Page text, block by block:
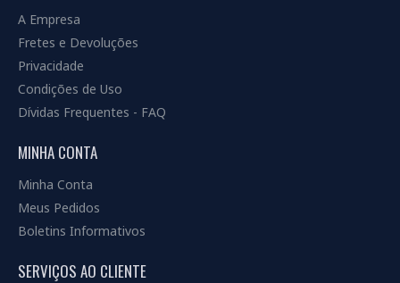
A Empresa
Fretes e Devoluções
Privacidade
Condições de Uso
Dívidas Frequentes - FAQ
MINHA CONTA
Minha Conta
Meus Pedidos
Boletins Informativos
SERVIÇOS AO CLIENTE